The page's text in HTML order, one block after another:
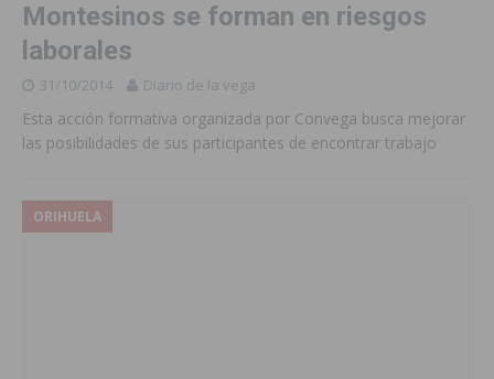
Montesinos se forman en riesgos
laborales
31/10/2014 Diario de la vega
Esta acción formativa organizada por Convega busca mejorar
las posibilidades de sus participantes de encontrar trabajo
ORIHUELA